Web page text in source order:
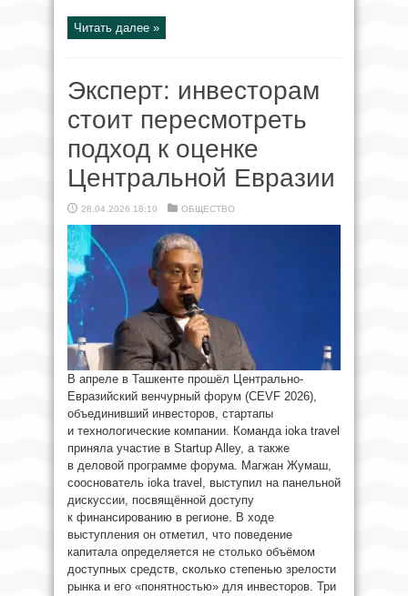
Читать далее »
Эксперт: инвесторам
стоит пересмотреть
подход к оценке
Центральной Евразии
28.04.2026 18:10 ОБЩЕСТВО
В апреле в Ташкенте прошёл Центрально-
Евразийский венчурный форум (CEVF 2026),
объединивший инвесторов, стартапы
и технологические компании. Команда ioka travel
приняла участие в Startup Alley, а также
в деловой программе форума. Магжан Жумаш,
сооснователь ioka travel, выступил на панельной
дискуссии, посвящённой доступу
к финансированию в регионе. В ходе
выступления он отметил, что поведение
капитала определяется не столько объёмом
доступных средств, сколько степенью зрелости
рынка и его «понятностью» для инвесторов. Три